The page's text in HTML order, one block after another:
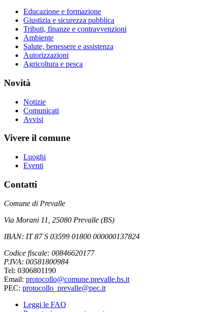
Educazione e formazione
Giustizia e sicurezza pubblica
Tributi, finanze e contravvenzioni
Ambiente
Salute, benessere e assistenza
Autorizzazioni
Agricoltura e pesca
Novità
Notizie
Comunicati
Avvisi
Vivere il comune
Luoghi
Eventi
Contatti
Comune di Prevalle
Via Morani 11, 25080 Prevalle (BS)
IBAN: IT 87 S 03599 01800 000000137824
Codice fiscale: 00846620177
P.IVA: 00581800984
Tel: 0306801190
Email: protocollo@comune.prevalle.bs.it
PEC: protocollo_prevalle@pec.it
Leggi le FAQ